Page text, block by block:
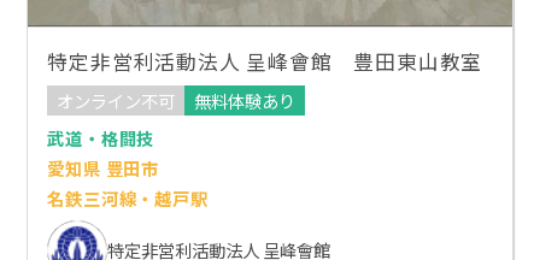
特定非営利活動法人 呈峰會館 豊田東山教室
オンライン不可
無料体験あり
武道・格闘技
愛知県 豊田市
名鉄三河線・越戸駅
特定非営利活動法人 呈峰會館